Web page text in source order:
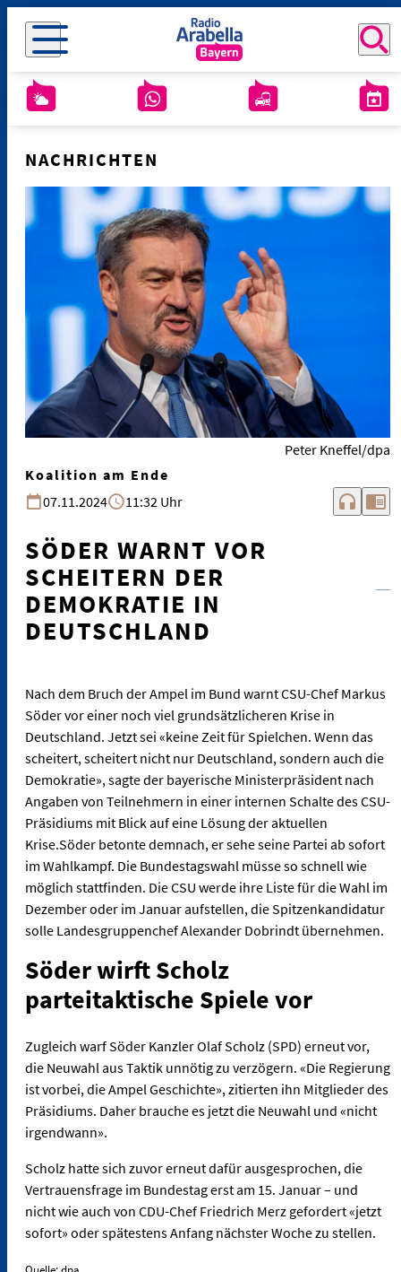
NACHRICHTEN
Peter Kneffel/dpa
Koalition am Ende
07.11.2024
11:32 Uhr headphones chrome_reader_mode
SÖDER WARNT VOR
SCHEITERN DER
DEMOKRATIE IN
DEUTSCHLAND
Nach dem Bruch der Ampel im Bund warnt CSU-Chef Markus
Söder vor einer noch viel grundsätzlicheren Krise in
Deutschland. Jetzt sei «keine Zeit für Spielchen. Wenn das
scheitert, scheitert nicht nur Deutschland, sondern auch die
Demokratie», sagte der bayerische Ministerpräsident nach
Angaben von Teilnehmern in einer internen Schalte des CSU-
Präsidiums mit Blick auf eine Lösung der aktuellen
Krise.Söder betonte demnach, er sehe seine Partei ab sofort
im Wahlkampf. Die Bundestagswahl müsse so schnell wie
möglich stattfinden. Die CSU werde ihre Liste für die Wahl im
Dezember oder im Januar aufstellen, die Spitzenkandidatur
solle Landesgruppenchef Alexander Dobrindt übernehmen.
Söder wirft Scholz
parteitaktische Spiele vor
Zugleich warf Söder Kanzler Olaf Scholz (SPD) erneut vor,
die Neuwahl aus Taktik unnötig zu verzögern. «Die Regierung
ist vorbei, die Ampel Geschichte», zitierten ihn Mitglieder des
Präsidiums. Daher brauche es jetzt die Neuwahl und «nicht
irgendwann».
Scholz hatte sich zuvor erneut dafür ausgesprochen, die
Vertrauensfrage im Bundestag erst am 15. Januar – und
nicht wie auch von CDU-Chef Friedrich Merz gefordert «jetzt
sofort» oder spätestens Anfang nächster Woche zu stellen.